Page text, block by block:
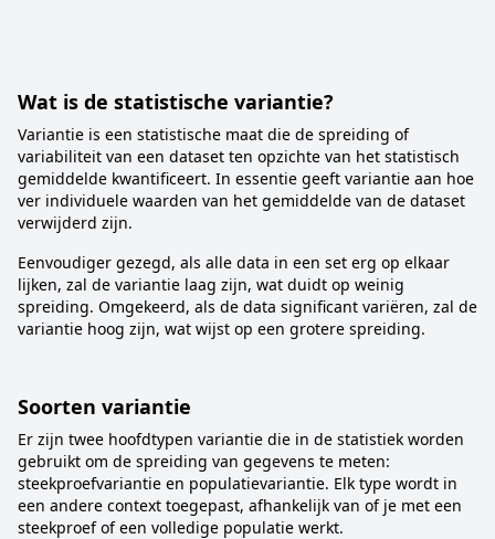
Wat is de statistische variantie?
Variantie is een statistische maat die de spreiding of
variabiliteit van een dataset ten opzichte van het statistisch
gemiddelde kwantificeert. In essentie geeft variantie aan hoe
ver individuele waarden van het gemiddelde van de dataset
verwijderd zijn.
Eenvoudiger gezegd, als alle data in een set erg op elkaar
lijken, zal de variantie laag zijn, wat duidt op weinig
spreiding. Omgekeerd, als de data significant variëren, zal de
variantie hoog zijn, wat wijst op een grotere spreiding.
Soorten variantie
Er zijn twee hoofdtypen variantie die in de statistiek worden
gebruikt om de spreiding van gegevens te meten:
steekproefvariantie en populatievariantie. Elk type wordt in
een andere context toegepast, afhankelijk van of je met een
steekproef of een volledige populatie werkt.